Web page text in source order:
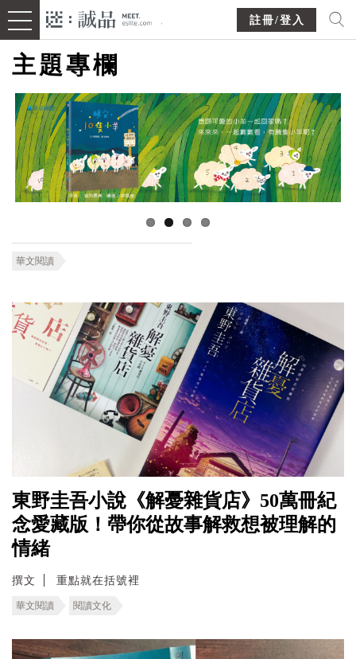
註冊/登入
主題專欄
華文閱讀
東野圭吾小說《解憂雜貨店》50萬冊紀
念愛藏版！帶你從故事解救想被理解的
情緒
撰文 重點就在括號裡
華文閱讀 閱讀文化